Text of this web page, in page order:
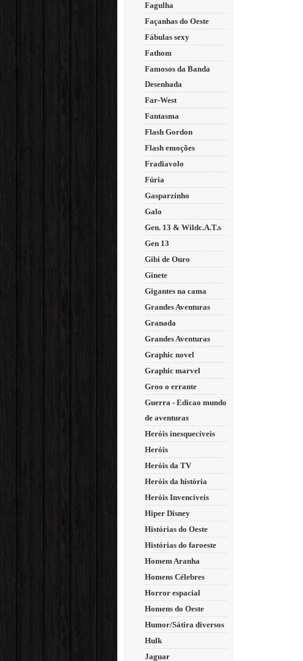
Fagulha
Façanhas do Oeste
Fábulas sexy
Fathom
Famosos da Banda
Desenhada
Far-West
Fantasma
Flash Gordon
Flash emoções
Fradiavolo
Fúria
Gasparzinho
Galo
Gen. 13 & Wildc.A.T.s
Gen 13
Gibi de Ouro
Ginete
Gigantes na cama
Grandes Aventuras
Granada
Grandes Aventuras
Graphic novel
Graphic marvel
Groo o errante
Guerra - Edicao mundo
de aventuras
Heróis inesquecíveis
Heróis
Heróis da TV
Heróis da história
Heróis Invencíveis
Hiper Disney
Histórias do Oeste
Histórias do faroeste
Homem Aranha
Homens Célebres
Horror espacial
Homens do Oeste
Humor/Sátira diversos
Hulk
Jaguar